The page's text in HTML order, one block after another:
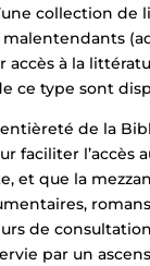
collection de
accès à la
ce type sont
de la
faciliter l’accès
et que la
de
par un